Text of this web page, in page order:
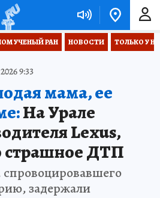
УЧЕНЫЙ РАН НОВОСТИ ТОЛЬКО У
9:33
мама, ее
На Урале
Lexus,
страшное ДТП
задержали